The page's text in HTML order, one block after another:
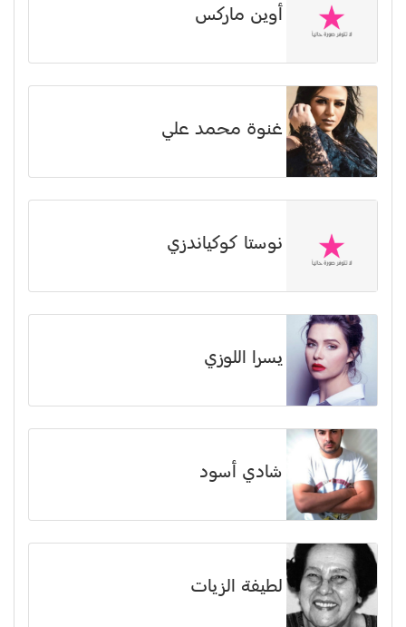
أوين ماركس
غنوة محمد علي
نوستا كوكياندزي
يسرا اللوزي
شادي أسود
لطيفة الزيات